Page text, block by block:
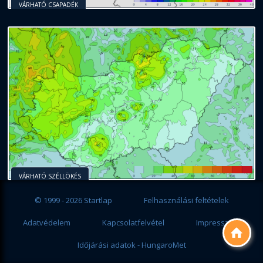

VÁRHATÓ CSAPADÉK
VÁRHATÓ SZÉLLÖKÉS
© 1999 - 2026 Startlap Felhasználási feltételek
Adatvédelem Kapcsolatfelvétel Impresszum
Időjárási adatok - HungaroMet